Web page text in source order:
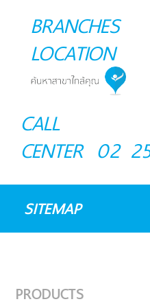
BRANCHES
LOCATION
CALL
CENTER 02
SITEMAP
PRODUCTS